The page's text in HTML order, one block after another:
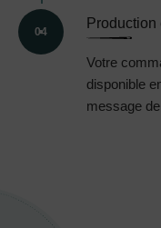
04
Votre
disponible
message